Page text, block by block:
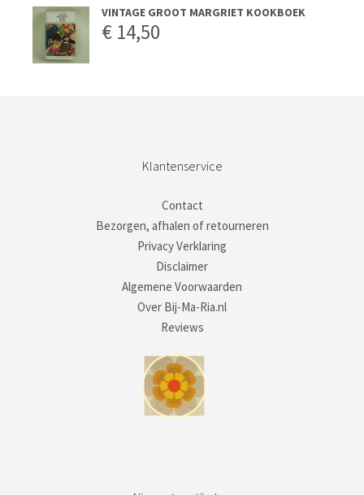
VINTAGE GROOT MARGRIET KOOKBOEK
€ 14,50
Klantenservice
Contact
Bezorgen, afhalen of retourneren
Privacy Verklaring
Disclaimer
Algemene Voorwaarden
Over Bij-Ma-Ria.nl
Reviews